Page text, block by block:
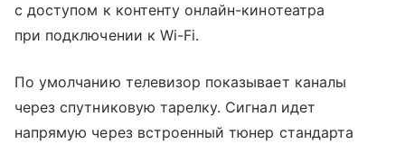
с доступом к контенту онлайн-кинотеатра
при подключении к Wi-Fi.
По умолчанию телевизор показывает каналы
через спутниковую тарелку. Сигнал идет
напрямую через встроенный тюнер стандарта